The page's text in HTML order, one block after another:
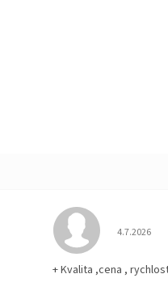
z 5 hvězdiček. 4.7.2026
+ Kvalita ,cena ,